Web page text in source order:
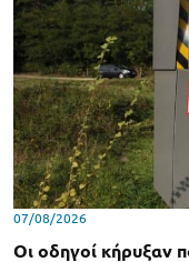
07/08/2026
Οι οδηγοί κήρυξαν